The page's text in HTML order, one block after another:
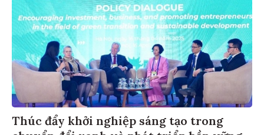
Thúc đẩy khởi nghiệp sáng tạo trong